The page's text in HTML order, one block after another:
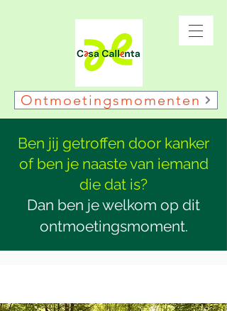
Ontmoetingsmomenten
Ben jij getroffen door kanker
of ben je naaste van iemand
die dat is?
Dan ben je welkom op dit
ontmoetingsmoment.